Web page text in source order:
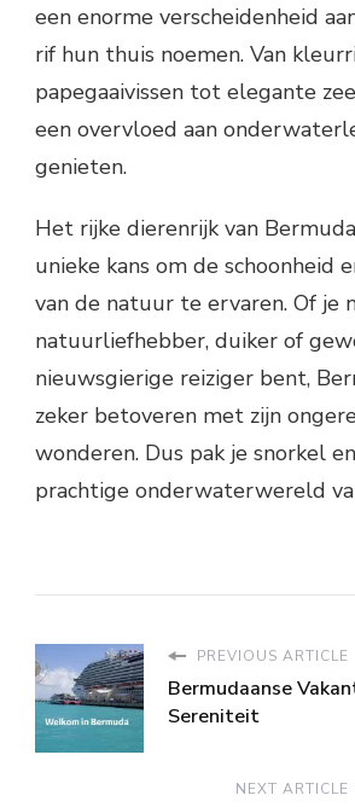
een enorme verscheidenheid
rif hun thuis noemen. Van
papegaaivissen tot elegante
een overvloed aan
genieten.
Het rijke dierenrijk van
unieke kans om de schoonheid
van de natuur te ervaren. Of je
natuurliefhebber, duiker of
nieuwsgierige reiziger bent,
zeker betoveren met zijn
wonderen. Dus pak je snorkel
prachtige onderwaterwereld
PREVIOUS ARTICLE
Bermudaanse
Sereniteit
NEXT ARTICLE